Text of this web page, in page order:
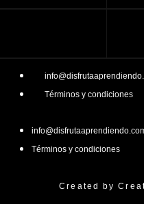
Términos y condiciones
Términos y condiciones
Created by